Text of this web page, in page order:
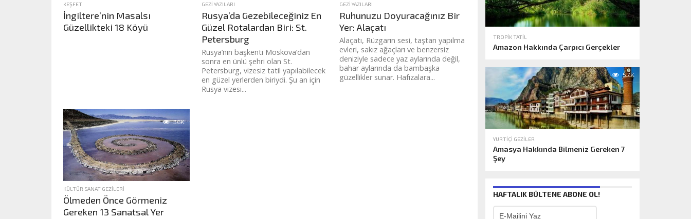
KEŞFET
İngiltere’nin Masalsı
Güzellikteki 18 Köyü
GEZI YAZILARI
Rusya’da Gezebileceğiniz En
Güzel Rotalardan Biri: St.
Petersburg
Rusya’nın başkenti Moskova’dan
sonra en ünlü şehri olan St.
Petersburg, vizesiz tatil yapılabilecek
en güzel yerlerden biriydi. Şu an için
Rusya vizesi...
GEZI YAZILARI
Ruhunuzu Doyuracağınız Bir
Yer: Alaçatı
Alaçatı, Rüzgarın sesi, taştan yapılma
evleri, sakız ağaçları ve benzersiz
deniziyle sadece yaz aylarında değil,
bahar aylarında da bambaşka
güzellikler sunar. Hafızalara...
3.6K
KÜLTÜR SANAT GEZILERI
Ölmeden Önce Görmeniz
Gereken 13 Sanatsal Yer
TROPIK TATIL
Amazon Hakkında Çarpıcı Gerçekler
5.7K
YURTIÇI GEZILER
Amasya Hakkında Bilmeniz Gereken 7
Şey
HAFTALIK BÜLTENE ABONE OL!